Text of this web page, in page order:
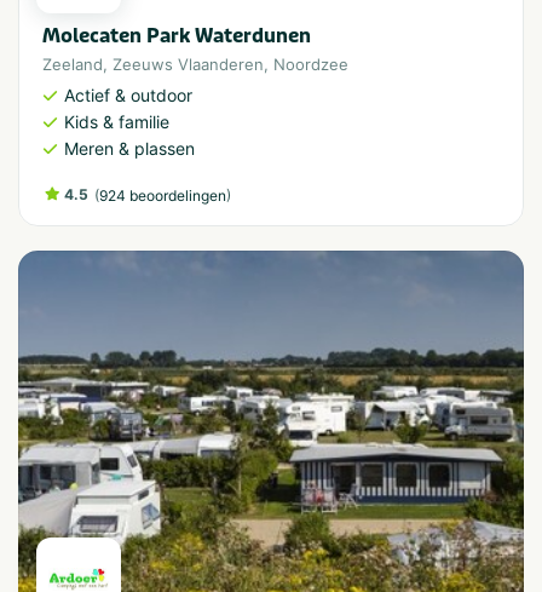
Molecaten Park Waterdunen
Zeeland, Zeeuws Vlaanderen, Noordzee
Actief & outdoor
Kids & familie
Meren & plassen
4.5 (924 beoordelingen)